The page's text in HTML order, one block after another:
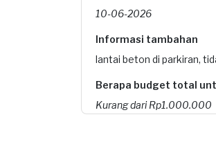
10-06-2026
Informasi tambahan
lantai beton di parkiran,
Berapa budget total
Kurang dari Rp1.000.000